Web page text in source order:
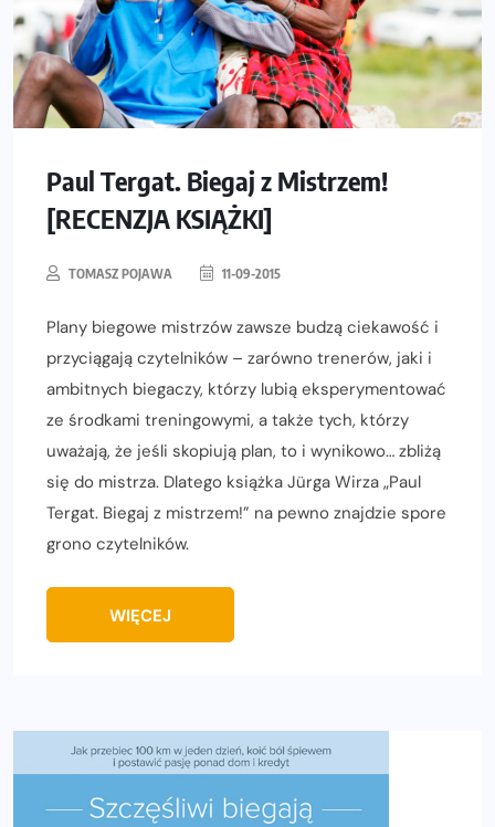
Paul Tergat. Biegaj z Mistrzem!
[RECENZJA KSIĄŻKI]
TOMASZ POJAWA 11-09-2015
Plany biegowe mistrzów zawsze budzą ciekawość i
przyciągają czytelników – zarówno trenerów, jaki i
ambitnych biegaczy, którzy lubią eksperymentować
ze środkami treningowymi, a także tych, którzy
uważają, że jeśli skopiują plan, to i wynikowo… zbliżą
się do mistrza. Dlatego książka Jürga Wirza „Paul
Tergat. Biegaj z mistrzem!” na pewno znajdzie spore
grono czytelników.
WIĘCEJ